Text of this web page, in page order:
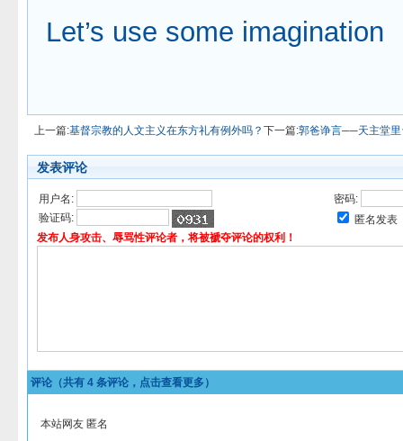
Let’s use some imagination
上一篇:基督宗教的人文主义在东方礼有例外吗？ 下一篇:郭爸诤言──天主堂里
发表评论
用户名:
密码:
验证码:
匿名发表
发布人身攻击、辱骂性评论者，将被褫夺评论的权利！
评论（共有 4 条评论，点击查看更多）
本站网友 匿名